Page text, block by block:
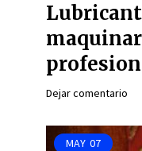
Dejar comentario
MAY 07